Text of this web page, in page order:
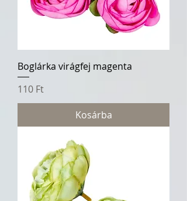
Boglárka virágfej magenta
Ár
110 Ft
Kosárba